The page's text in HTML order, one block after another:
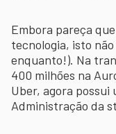
Embora pareça
tecnologia, isto
enquanto!). Na
400 milhões na
Uber, agora possui
Administração da